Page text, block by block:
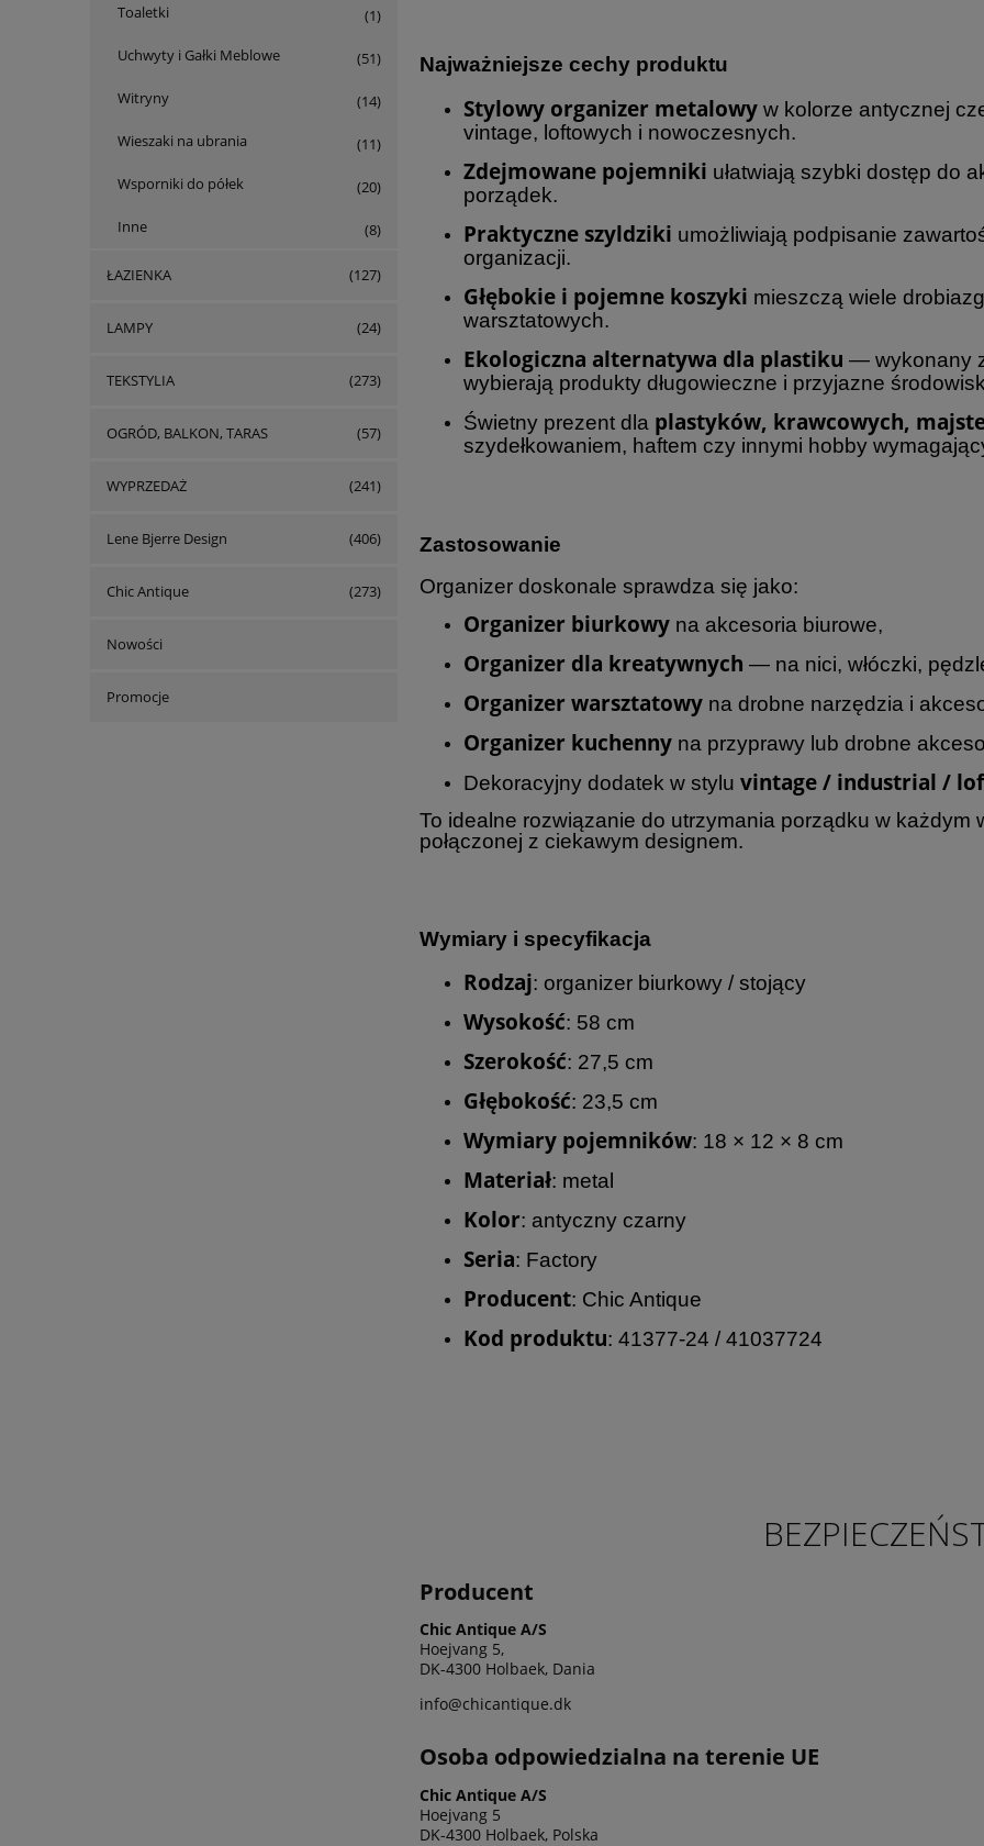
Toaletki (1)
Uchwyty i Gałki Meblowe (51)
Witryny (14)
Wieszaki na ubrania (11)
Wsporniki do półek (20)
Inne (8)
ŁAZIENKA (127)
LAMPY (24)
TEKSTYLIA (273)
OGRÓD, BALKON, TARAS (57)
WYPRZEDAŻ (241)
Lene Bjerre Design (406)
Chic Antique (273)
Nowości
Promocje
Najważniejsze cechy produktu
Stylowy organizer metalowy w kolorze antycznej
vintage, loftowych i nowoczesnych.
Zdejmowane pojemniki ułatwiają szybki dostęp do
porządek.
Praktyczne szyldziki umożliwiają podpisanie
organizacji.
Głębokie i pojemne koszyki mieszczą wiele
warsztatowych.
Ekologiczna alternatywa dla plastiku — wykonany
wybierają produkty długowieczne i przyjazne
Świetny prezent dla plastyków, krawcowych,
szydełkowaniem, haftem czy innymi hobby
Zastosowanie
Organizer doskonale sprawdza się jako:
Organizer biurkowy na akcesoria biurowe,
Organizer dla kreatywnych — na nici, włóczki,
Organizer warsztatowy na drobne narzędzia i
Organizer kuchenny na przyprawy lub drobne
Dekoracyjny dodatek w stylu vintage / industrial /
To idealne rozwiązanie do utrzymania porządku w
połączonej z ciekawym designem.
Wymiary i specyfikacja
Rodzaj: organizer biurkowy / stojący
Wysokość: 58 cm
Szerokość: 27,5 cm
Głębokość: 23,5 cm
Wymiary pojemników: 18 × 12 × 8 cm
Materiał: metal
Kolor: antyczny czarny
Seria: Factory
Producent: Chic Antique
Kod produktu: 41377-24 / 41037724
Producent
Chic Antique A/S
Hoejvang 5,
DK-4300 Holbaek, Dania
info@chicantique.dk
Osoba odpowiedzialna na terenie UE
Chic Antique A/S
Hoejvang 5
DK-4300 Holbaek, Polska